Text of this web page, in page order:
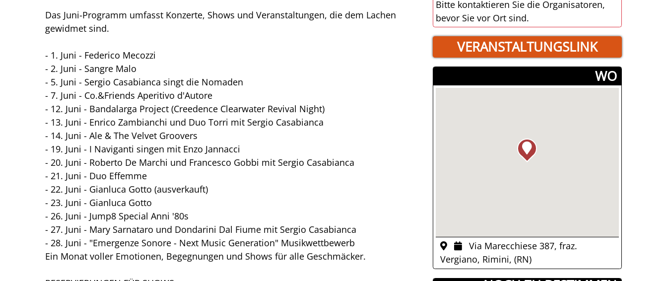
Das Juni-Programm umfasst Konzerte, Shows und Veranstaltungen, die dem Lachen
gewidmet sind.
- 1. Juni - Federico Mecozzi
- 2. Juni - Sangre Malo
- 5. Juni - Sergio Casabianca singt die Nomaden
- 7. Juni - Co.&Friends Aperitivo d'Autore
- 12. Juni - Bandalarga Project (Creedence Clearwater Revival Night)
- 13. Juni - Enrico Zambianchi und Duo Torri mit Sergio Casabianca
- 14. Juni - Ale & The Velvet Groovers
- 19. Juni - I Naviganti singen mit Enzo Jannacci
- 20. Juni - Roberto De Marchi und Francesco Gobbi mit Sergio Casabianca
- 21. Juni - Duo Effemme
- 22. Juni - Gianluca Gotto (ausverkauft)
- 23. Juni - Gianluca Gotto
- 26. Juni - Jump8 Special Anni '80s
- 27. Juni - Mary Sarnataro und Dondarini Dal Fiume mit Sergio Casabianca
- 28. Juni - "Emergenze Sonore - Next Music Generation" Musikwettbewerb
Ein Monat voller Emotionen, Begegnungen und Shows für alle Geschmäcker.
Bitte kontaktieren Sie die Organisatoren,
bevor Sie vor Ort sind.
VERANSTALTUNGSLINK
­WO
Via Marecchiese 387, fraz.
Vergiano, Rimini, (RN)